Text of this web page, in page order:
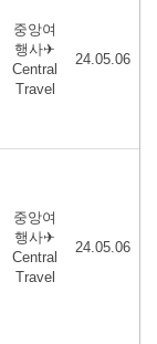
중앙여
행사✈
Central
Travel
24.05.06
중앙여
행사✈
Central
Travel
24.05.06